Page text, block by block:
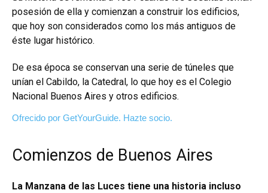
posesión de ella y comienzan a construir los edificios,
que hoy son considerados como los más antiguos de
éste lugar histórico.
De esa época se conservan una serie de túneles que
unían el Cabildo, la Catedral, lo que hoy es el Colegio
Nacional Buenos Aires y otros edificios.
Ofrecido por GetYourGuide. Hazte socio.
Comienzos de Buenos Aires
La Manzana de las Luces tiene una historia incluso